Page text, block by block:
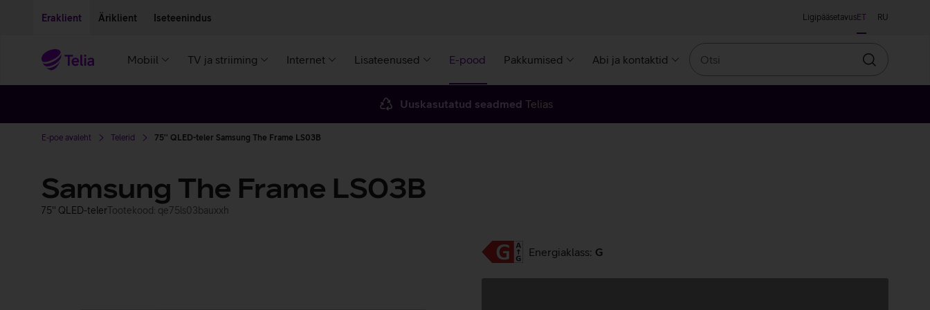
Eraklient Äriklient Iseteenindus LigipääsetavusET RU
Mobiil TV ja striiming Internet Lisateenused E-pood Pakkumised Abi ja kontaktid
Otsin
Uuskasutatud seadmed Telias
E-poe avaleht Telerid 75'' QLED-teler Samsung The Frame LS03B
Samsung The Frame LS03B
75'' QLED-telerTootekood: qe75ls03bauxxh
Energiaklass: G